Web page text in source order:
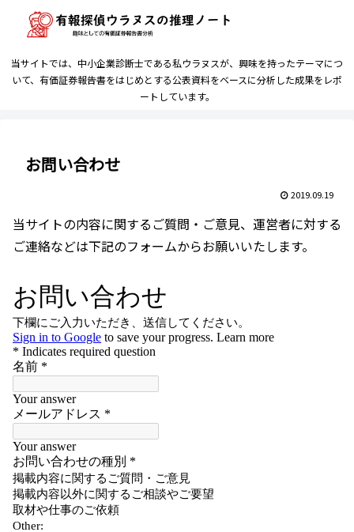
当サイトでは、中小企業診断士である私ウラヌスが、興味を持ったテーマにつ
いて、有価証券報告書をはじめとする公表資料をベースに分析した成果をレポ
ートしています。
お問い合わせ
2019.09.19
当サイトの内容に関するご質問・ご意見、運営者に対する
ご連絡などは下記のフォームからお願いいたします。